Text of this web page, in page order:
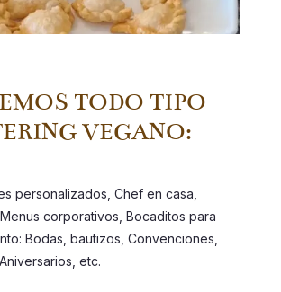
TODO TIPO
VEGANO:
personalizados, Chef en casa,
corporativos, Bocaditos para
Bodas, bautizos, Convenciones,
etc.